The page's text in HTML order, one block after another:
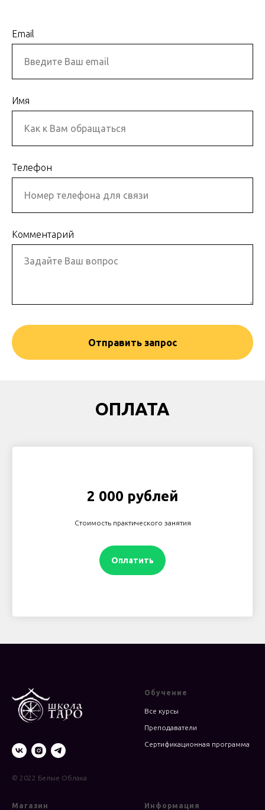
Email
Имя
Телефон
Комментарий
Отправить запрос
ОПЛАТА
2 000 рублей
Стоимость практического занятия
Оплатить
© 2022 Белые Облака
Обучение
Все курсы
Преподаватели
Сертификационная программа
Магазин Информация